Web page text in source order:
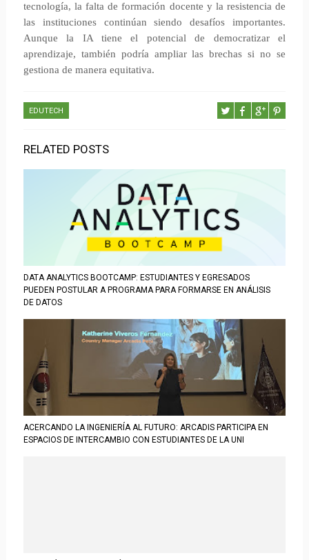
tecnología, la falta de formación docente y la resistencia de
las instituciones continúan siendo desafíos importantes.
Aunque la IA tiene el potencial de democratizar el
aprendizaje, también podría ampliar las brechas si no se
gestiona de manera equitativa.
EDUTECH
RELATED POSTS
DATA ANALYTICS BOOTCAMP: ESTUDIANTES Y EGRESADOS
PUEDEN POSTULAR A PROGRAMA PARA FORMARSE EN ANÁLISIS
DE DATOS
ACERCANDO LA INGENIERÍA AL FUTURO: ARCADIS PARTICIPA EN
ESPACIOS DE INTERCAMBIO CON ESTUDIANTES DE LA UNI